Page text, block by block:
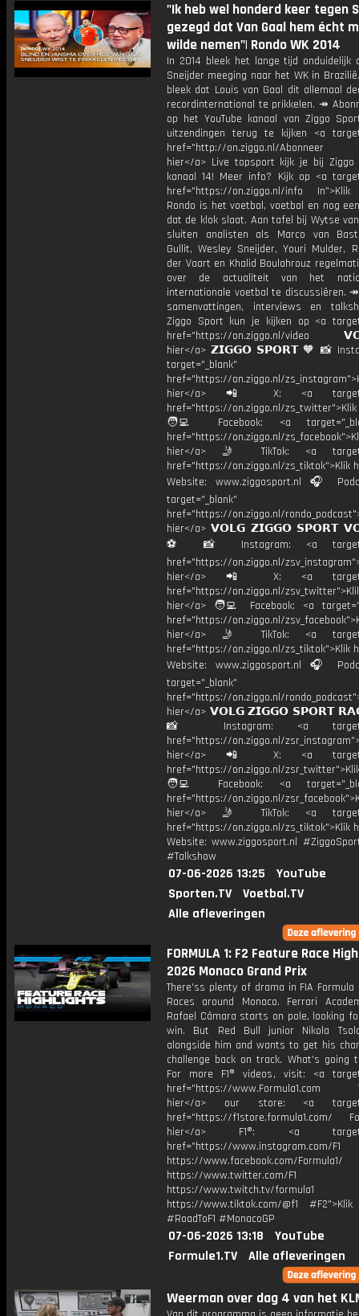
"Ik heb wel honderd keer tegen
gezegd dat Van Gaal hem écht
wilde nemen"| Rondo WK 2014
In 2014 bleek het lange tijd onduidelijk
Sneijder meeging naar het WK in
bleek dat Louis van Gaal dit allemaal
recordinternational te prikkelen. ↠
op het YouTube kanaal van Ziggo
uitzendingen terug te kijken <a
href="http://on.ziggo.nl/
hier</a> Live topsport kijk je bij
kanaal 14! Meer info? Kijk op <a
href="https://on.ziggo.nl/info
Rondo is het voetbal, voetbal en nog
dat de klok slaat. Aan tafel bij Wytse
sluiten analisten als Marco van
Gullit, Wesley Sneijder, Youri Mulder,
der Vaart en Khalid Boulahrouz
over de actualiteit van het
internationale voetbal te discussiëren.
samenvattingen, interviews en
Ziggo Sport kun je kijken op <a
href="https://on.ziggo.nl/video
hier</a> 𝗭𝗜𝗚𝗚𝗢 𝗦𝗣𝗢𝗥𝗧 🧡 📸
target="_blank"
href="https://on.ziggo.nl/
hier</a> 📲 X: <a
href="https://on.ziggo.nl/
🧑‍💻 Facebook: <a
href="https://on.ziggo.nl/
hier</a> 🤳 TikTok: <a
href="https://on.ziggo.nl/zs_tiktok">Klik
Website: www.ziggosport.nl 🎧
target="_blank"
href="https://on.ziggo.nl/
hier</a> 𝗩𝗢𝗟𝗚 𝗭𝗜𝗚𝗚𝗢 𝗦𝗣𝗢𝗥𝗧
⚽️ 📸 Instagram: <a
href="https://on.ziggo.nl/
hier</a> 📲 X: <a
href="https://on.ziggo.nl/
hier</a> 🧑‍💻 Facebook: <a
href="https://on.ziggo.nl/
hier</a> 🤳 TikTok: <a
href="https://on.ziggo.nl/zs_tiktok">Klik
Website: www.ziggosport.nl 🎧
target="_blank"
href="https://on.ziggo.nl/
hier</a> 𝗩𝗢𝗟𝗚 𝗭𝗜𝗚𝗚𝗢 𝗦𝗣𝗢𝗥𝗧
📸 Instagram: <a
href="https://on.ziggo.nl/
hier</a> 📲 X: <a
href="https://on.ziggo.nl/
🧑‍💻 Facebook: <a
href="https://on.ziggo.nl/
hier</a> 🤳 TikTok: <a
href="https://on.ziggo.nl/zs_tiktok">Klik
Website: www.ziggosport.nl
#Talkshow
07-06-2026 13:25
YouTube
Sporten.TV
Voetbal.TV
Alle afleveringen
FORMULA 1: F2 Feature Race
2026 Monaco Grand Prix
There'ss plenty of drama in FIA Formula
Races around Monaco. Ferrari
Rafael Câmara starts on pole, looking
win. But Red Bull junior Nikola
alongside him and wants to get his
challenge back on track. What's going
For more F1® videos, visit: <a
href="https://www.Formula1.com
hier</a> our store: <a
href="https://f1store.formula1.com/
hier</a> F1®: <a
href="https://www.instagram.com/F1
https://www.facebook.com/Formula1/
https://www.twitter.com/F1
https://www.twitch.tv/formula1
https://www.tiktok.com/@f1
#RoadToF1 #MonacoGP
07-06-2026 13:18
YouTube
Formule1.TV
Alle afleveringen
Weerman over dag 4 van het